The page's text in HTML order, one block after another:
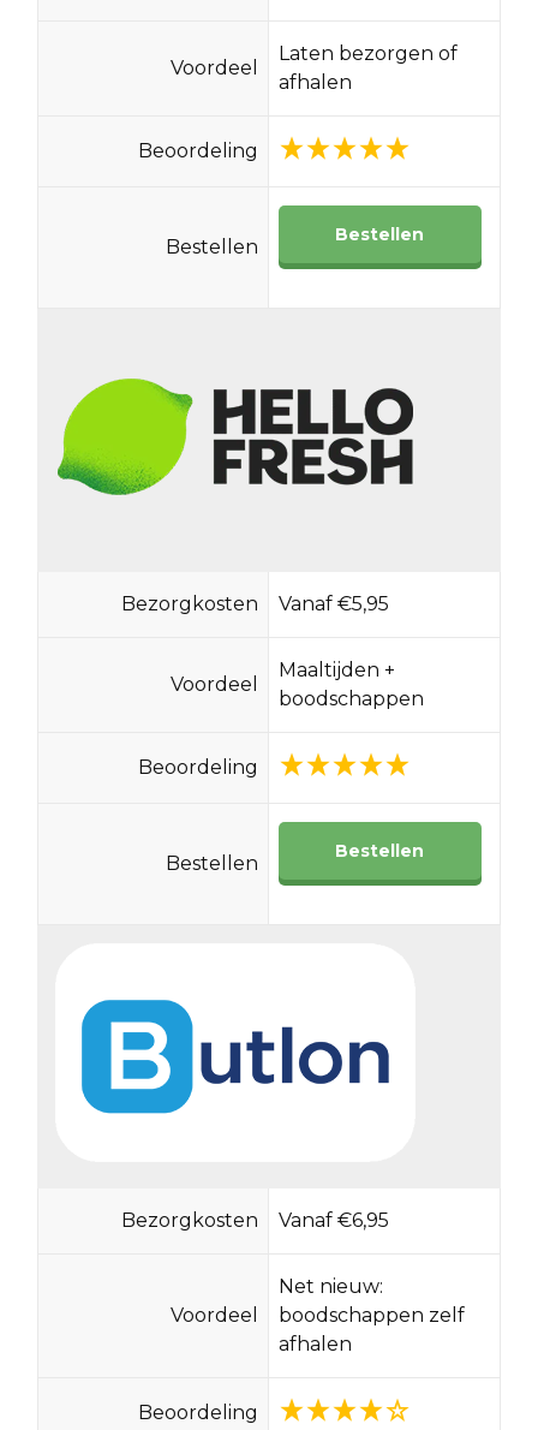
Voordeel
Laten bezorgen of
afhalen
Beoordeling
Bestellen
Bestellen
Bezorgkosten Vanaf €5,95
Voordeel
Maaltijden +
boodschappen
Beoordeling
Bestellen
Bestellen
Bezorgkosten Vanaf €6,95
Voordeel
Net nieuw:
boodschappen zelf
afhalen
Beoordeling